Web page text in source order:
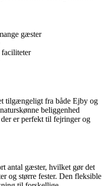
gæster
tilgængeligt fra både Ejby og
beliggenhed
er perfekt til fejringer og
antal gæster, hvilket gør det
og større fester. Den fleksible